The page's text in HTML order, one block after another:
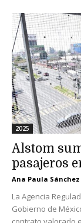
2025
Alstom
pasajeros
Ana Paula Sánchez
La Agencia
Gobierno de